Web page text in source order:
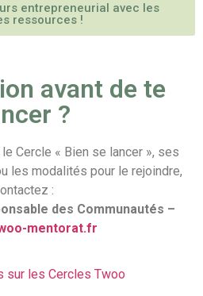
entrepreneurial avec les
ressources !
avant de te
?
Cercle « Bien se lancer », ses
les modalités pour le rejoindre,
:
des Communautés –
mentorat.fr
sur les Cercles Twoo